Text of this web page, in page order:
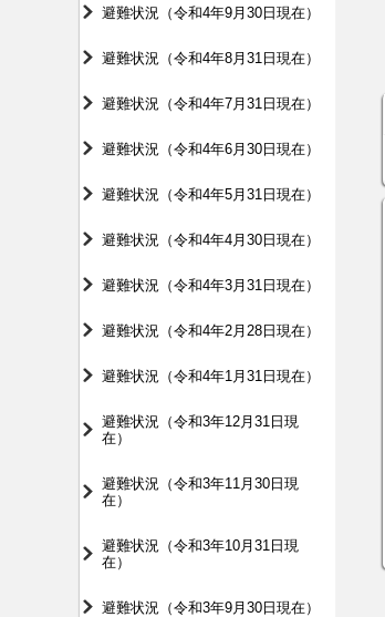
避難状況（令和4年9月30日現在）
避難状況（令和4年8月31日現在）
避難状況（令和4年7月31日現在）
避難状況（令和4年6月30日現在）
避難状況（令和4年5月31日現在）
避難状況（令和4年4月30日現在）
避難状況（令和4年3月31日現在）
避難状況（令和4年2月28日現在）
避難状況（令和4年1月31日現在）
避難状況（令和3年12月31日現
在）
避難状況（令和3年11月30日現
在）
避難状況（令和3年10月31日現
在）
避難状況（令和3年9月30日現在）